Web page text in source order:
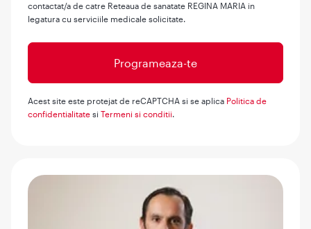
contactat/a de catre Reteaua de sanatate REGINA MARIA in
legatura cu serviciile medicale solicitate.
Acest site este protejat de reCAPTCHA si se aplica Politica de
confidentialitate si Termeni si conditii.